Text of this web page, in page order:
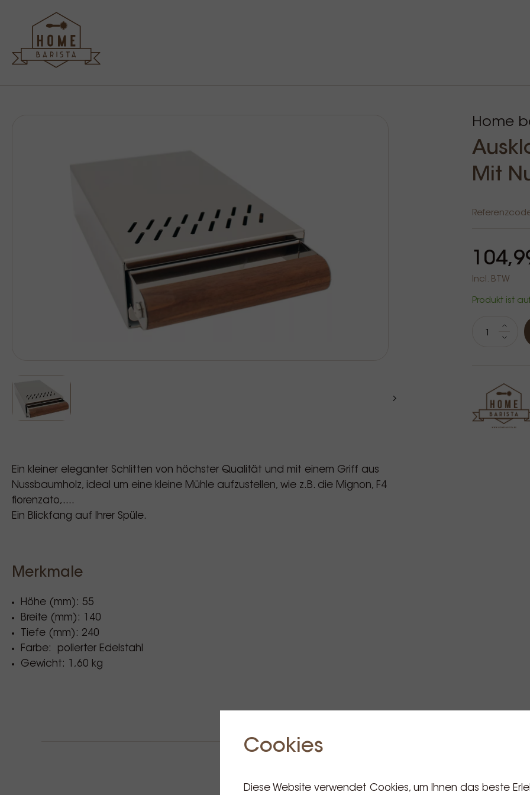
Ein kleiner eleganter Schlitten von höchster Qualität und mit einem Griff aus
Nussbaumholz, ideal um eine kleine Mühle aufzustellen, wie z.B. die Mignon, F4
fiorenzato,....
Ein Blickfang auf Ihrer Spüle.
Merkmale
Höhe (mm): 55
Breite (mm): 140
Tiefe (mm): 240
Farbe: polierter Edelstahl
Gewicht: 1,60 kg
Home
Mit
Incl. BTW
Produkt ist
Cookies
Diese Website verwendet Cookies, um Ihnen das beste